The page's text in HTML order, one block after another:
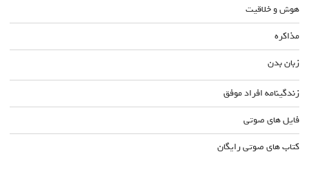
هوش و خلاقیت
مذاکره
زبان بدن
زندگینامه افراد موفق
فایل های صوتی
کتاب های صوتی رایگان